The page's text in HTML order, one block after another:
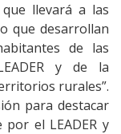
llevará a las
que desarrollan
de las
y de la
rurales”.
para destacar
por el LEADER y